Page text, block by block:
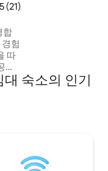
5점(5점 만점), 후기 21
5 (21)
합
따
있
에
숙소의 인기